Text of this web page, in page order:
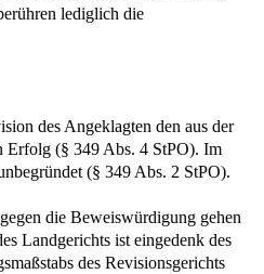
lediglich die
des Angeklagten den aus der
Erfolg (§ 349 Abs. 4 StPO). Im
(§ 349 Abs. 2 StPO).
die Beweiswürdigung gehen
Landgerichts ist eingedenk des
des Revisionsgerichts